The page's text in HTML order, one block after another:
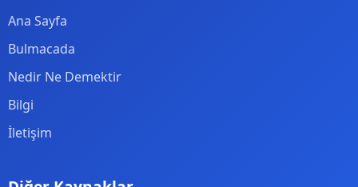
Ana Sayfa
Bulmacada
Nedir Ne Demektir
Bilgi
İletişim